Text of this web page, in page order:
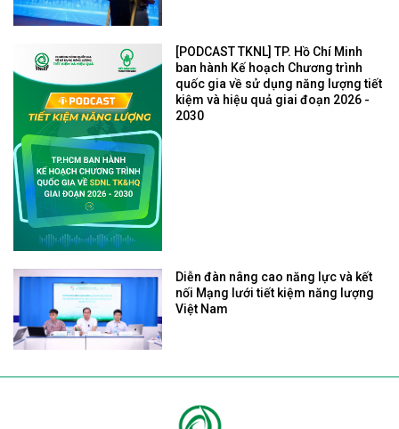
[PODCAST TKNL] TP. Hồ Chí Minh
ban hành Kế hoạch Chương trình
quốc gia về sử dụng năng lượng tiết
kiệm và hiệu quả giai đoạn 2026 -
2030
Diễn đàn nâng cao năng lực và kết
nối Mạng lưới tiết kiệm năng lượng
Việt Nam